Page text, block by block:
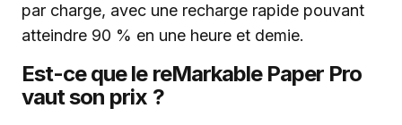
par charge, avec une recharge rapide pouvant
atteindre 90 % en une heure et demie.
Est-ce que le reMarkable Paper Pro
vaut son prix ?